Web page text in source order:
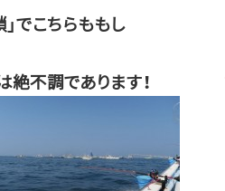
でこちらももし
不調であります！